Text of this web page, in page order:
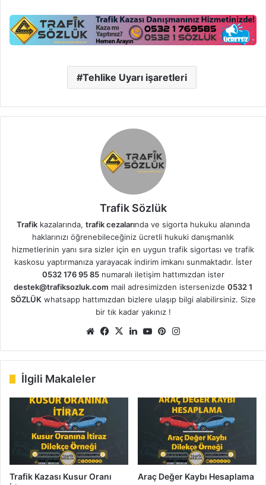
Tehlike Uyarı işaretleri
Trafik Sözlük
Trafikkazalarında, trafik cezalarında ve sigorta hukuku alanında
haklarınızı öğrenebileceğiniz ücretli hukuki danışmanlık
hizmetlerinin yanı sıra sizler için en uygun trafik sigortası ve trafik
kaskosu yaptırmanıza yarayacak indirim imkanı sunmaktadır. İster
0532 176 95 85numaralı iletişim hattımızdan ister
destek@trafiksozluk.com mail adresimizden istersenizde 0532 1
SÖZLÜKwhatsapp hattımızdan bizlere ulaşıp bilgi alabilirsiniz. Size
bir tık kadar yakınız !
We
sit
Fa
bo
X
Lin
dIn
Yo
ub
Pin
est ra
İlgili Makaleler
Trafik Kazası Kusur Oranı
Araç Değer Kaybı Hesaplama